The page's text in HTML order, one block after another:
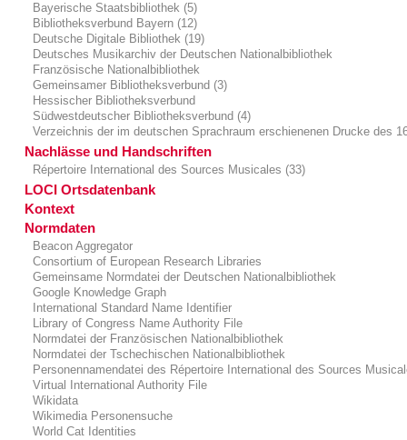
Bayerische Staatsbibliothek (5)
Bibliotheksverbund Bayern (12)
Deutsche Digitale Bibliothek (19)
Deutsches Musikarchiv der Deutschen Nationalbibliothek
Französische Nationalbibliothek
Gemeinsamer Bibliotheksverbund (3)
Hessischer Bibliotheksverbund
Südwestdeutscher Bibliotheksverbund (4)
Verzeichnis der im deutschen Sprachraum erschienenen Drucke des
Nachlässe und Handschriften
Répertoire International des Sources Musicales (33)
LOCI Ortsdatenbank
Kontext
Normdaten
Beacon Aggregator
Consortium of European Research Libraries
Gemeinsame Normdatei der Deutschen Nationalbibliothek
Google Knowledge Graph
International Standard Name Identifier
Library of Congress Name Authority File
Normdatei der Französischen Nationalbibliothek
Normdatei der Tschechischen Nationalbibliothek
Personennamendatei des Répertoire International des Sources
Virtual International Authority File
Wikidata
Wikimedia Personensuche
World Cat Identities